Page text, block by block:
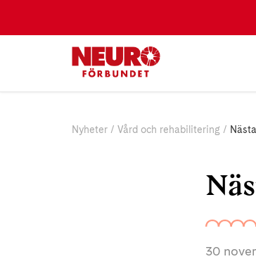
Nyheter Vård och rehabilitering
30